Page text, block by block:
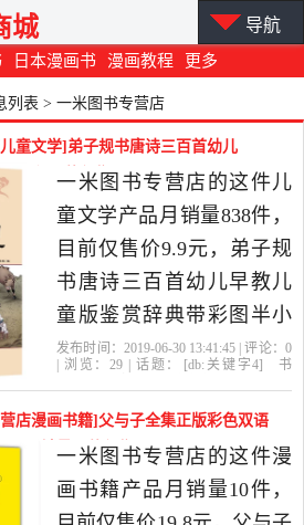
日本漫画书 漫画教程 更多
城 导航
列表 > 一米图书专营店
童文学]弟子规书唐诗三百首幼儿
销量838件仅售9.9元
一米图书专营店的这件儿
童文学产品月销量838件，
目前仅售价9.9元，弟子规
书唐诗三百首幼儿早教儿
童版鉴赏辞典带彩图半小
时漫画唐诗300首三字经给
学经典正版小学生课外书
是2019年一米图书专营店
精选书籍,杂志,报纸当中性
价比很高的儿童文学，由
发布时间：2019-06-30 13:41:45 | 评论： 0
| 浏览：29 | 话题： [db:关键字4]
书
店漫画书籍]父与子全集正版彩色双语
四月销量10件仅售19.8元
一米图书专营店的这件漫
画书籍产品月销量10件，